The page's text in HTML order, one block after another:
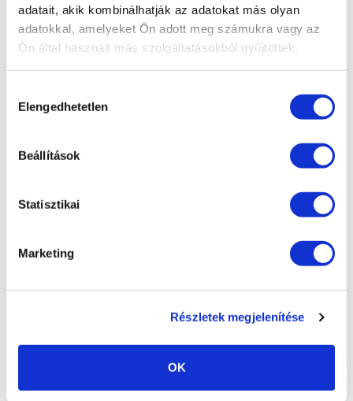
adatait, akik kombinálhatják az adatokat más olyan
adatokkal, amelyeket Ön adott meg számukra vagy az
Ön által használt más szolgáltatásokból gyűjtöttek.
kiválasztása
Elengedhetetlen
Beállítások
Statisztikai
Marketing
Részletek megjelenítése
OK
Utasbiztosítás gyorsan,
4 egyszerű lépésben
Az utazás és az utazók alapadatainak
a szerződés megkötéséhez szükséges
kiküldése e-mailben
AJÁNLATOK